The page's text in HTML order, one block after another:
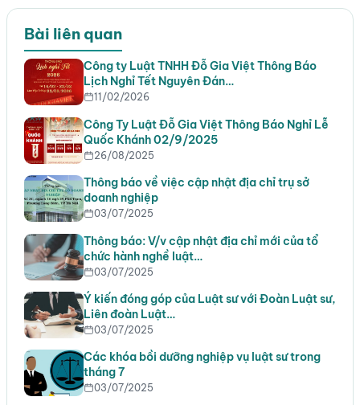
Bài liên quan
Công ty Luật TNHH Đỗ Gia Việt Thông Báo
Lịch Nghỉ Tết Nguyên Đán…
11/02/2026
Công Ty Luật Đỗ Gia Việt Thông Báo Nghỉ Lễ
Quốc Khánh 02/9/2025
26/08/2025
Thông báo về việc cập nhật địa chỉ trụ sở
doanh nghiệp
03/07/2025
Thông báo: V/v cập nhật địa chỉ mới của tổ
chức hành nghề luật…
03/07/2025
Ý kiến đóng góp của Luật sư với Đoàn Luật sư,
Liên đoàn Luật…
03/07/2025
Các khóa bồi dưỡng nghiệp vụ luật sư trong
tháng 7
03/07/2025